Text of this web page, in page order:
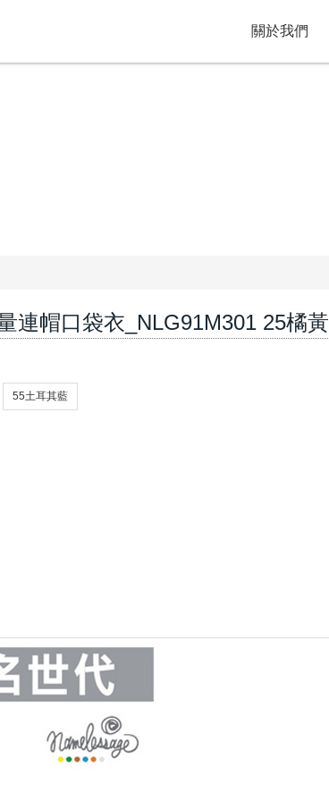
關於我們
連帽口袋衣_NLG91M301 25橘黃
55土耳其藍